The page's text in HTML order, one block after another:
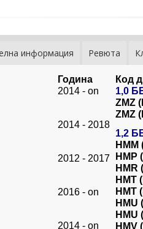
информация Ревюта
Година
Код
2014 - on
1,0
ZMZ
ZMZ
1,2
HMM
HMP
HMR
HMT
HMT
HMU
HMU
HMV
2014 - 2018
2012 - 2017
2016 - on
2014 - on